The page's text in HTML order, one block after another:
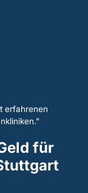
erfahrenen
für